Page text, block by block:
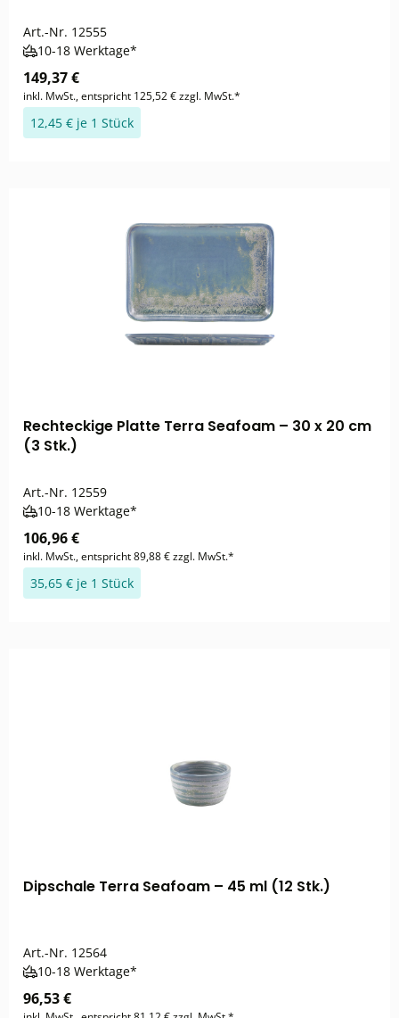
Art.-Nr. 12555
10-18 Werktage*
149,37 €
inkl. MwSt., entspricht 125,52 € zzgl. MwSt.*
12,45 € je 1 Stück
Rechteckige Platte Terra Seafoam – 30 x 20 cm
(3 Stk.)
Art.-Nr. 12559
10-18 Werktage*
106,96 €
inkl. MwSt., entspricht 89,88 € zzgl. MwSt.*
35,65 € je 1 Stück
Dipschale Terra Seafoam – 45 ml (12 Stk.)
Art.-Nr. 12564
10-18 Werktage*
96,53 €